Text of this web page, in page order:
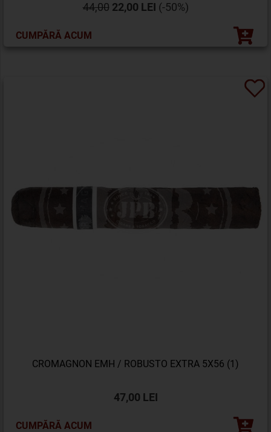
44,00 22,00 LEI (-50%)
CUMPĂRĂ ACUM
CROMAGNON EMH / ROBUSTO EXTRA 5X56 (1)
47,00 LEI
CUMPĂRĂ ACUM